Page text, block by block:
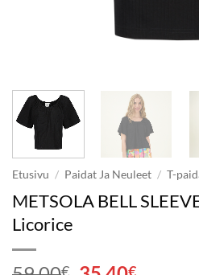
Etusivu / Paidat Ja Neuleet / T-
METSOLA BELL
Licorice
€ €